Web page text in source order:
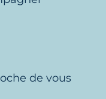
de vous